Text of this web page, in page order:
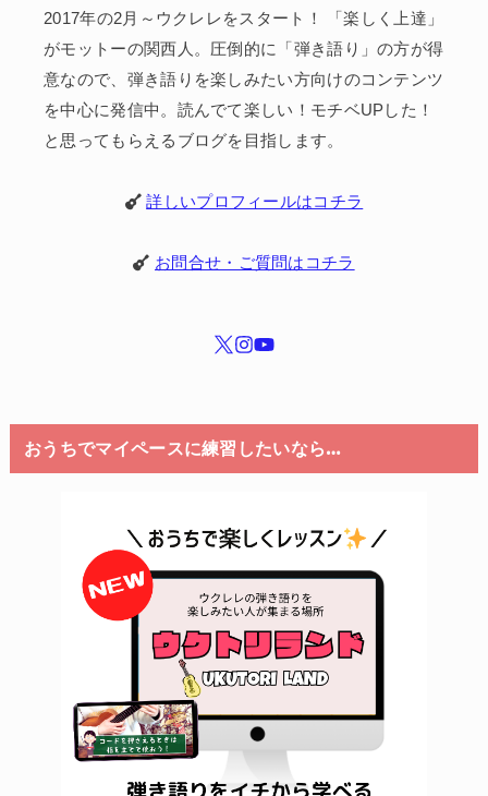
2017年の2月～ウクレレをスタート！ 「楽しく上達」
がモットーの関西人。圧倒的に「弾き語り」の方が得
意なので、弾き語りを楽しみたい方向けのコンテンツ
を中心に発信中。読んでて楽しい！モチベUPした！
と思ってもらえるブログを目指します。
詳しいプロフィールはコチラ
お問合せ・ご質問はコチラ
おうちでマイペースに練習したいなら…